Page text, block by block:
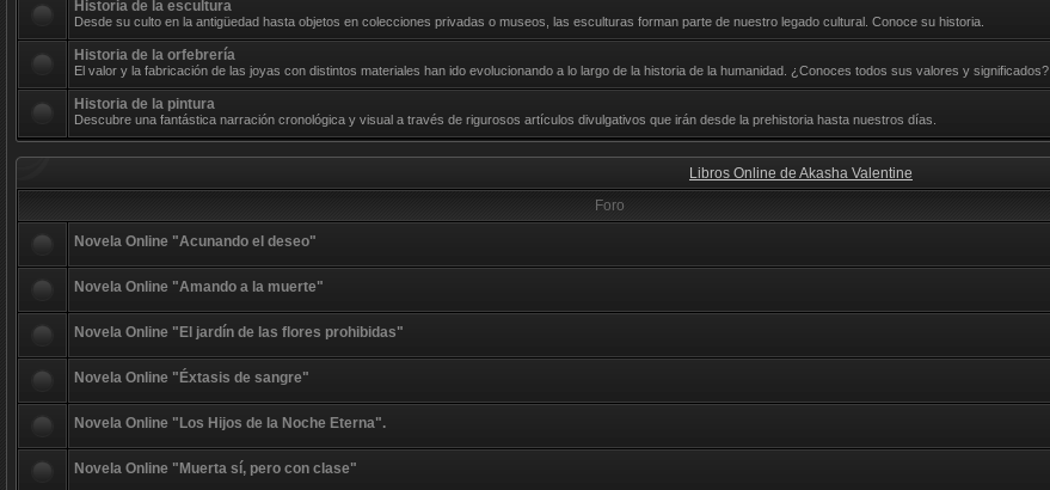
Historia de la escultura
Desde su culto en la antigüedad hasta objetos en colecciones privadas o museos, las esculturas forman parte de nuestro legado cultural. Conoce su historia.
Historia de la orfebrería
El valor y la fabricación de las joyas con distintos materiales han ido evolucionando a lo largo de la historia de la humanidad. ¿Conoces todos sus valores y significados?
Historia de la pintura
Descubre una fantástica narración cronológica y visual a través de rigurosos artículos divulgativos que irán desde la prehistoria hasta nuestros días.
Libros Online de Akasha Valentine
Foro
Novela Online "Acunando el deseo"
Novela Online "Amando a la muerte"
Novela Online "El jardín de las flores prohibidas"
Novela Online "Éxtasis de sangre"
Novela Online "Los Hijos de la Noche Eterna".
Novela Online "Muerta sí, pero con clase"